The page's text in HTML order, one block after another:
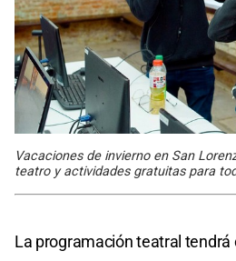
Vacaciones de invierno en San
teatro y actividades gratuitas para
La programación teatral